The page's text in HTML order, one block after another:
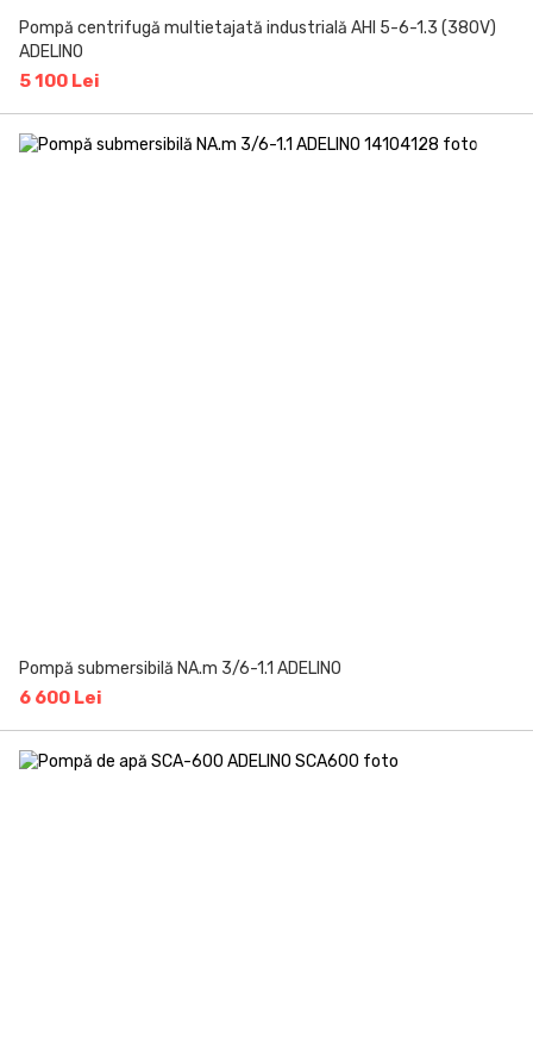
Pompă centrifugă multietajată industrială AHI 5-6-1.3 (380V)
ADELINO
5 100 Lei
Pompă submersibilă NA.m 3/6-1.1 ADELINO
6 600 Lei